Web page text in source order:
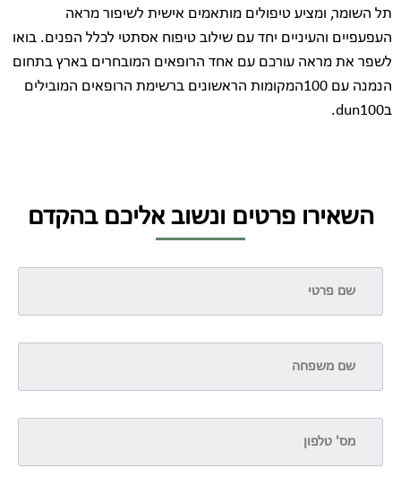
תל השומר, ומציע טיפולים מותאמים אישית לשיפור מראה
העפעפיים והעיניים יחד עם שילוב טיפוח אסתטי לכלל הפנים. בואו
לשפר את מראה עורכם עם אחד הרופאים המובחרים בארץ בתחום
הנמנה עם 100המקומות הראשונים ברשימת הרופאים המובילים
השאירו פרטים ונשוב אליכם בהקדם